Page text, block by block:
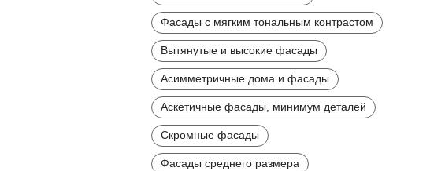
Фасады с мягким тональным контрастом
Вытянутые и высокие фасады
Асимметричные дома и фасады
Аскетичные фасады, минимум деталей
Скромные фасады
Фасады среднего размера